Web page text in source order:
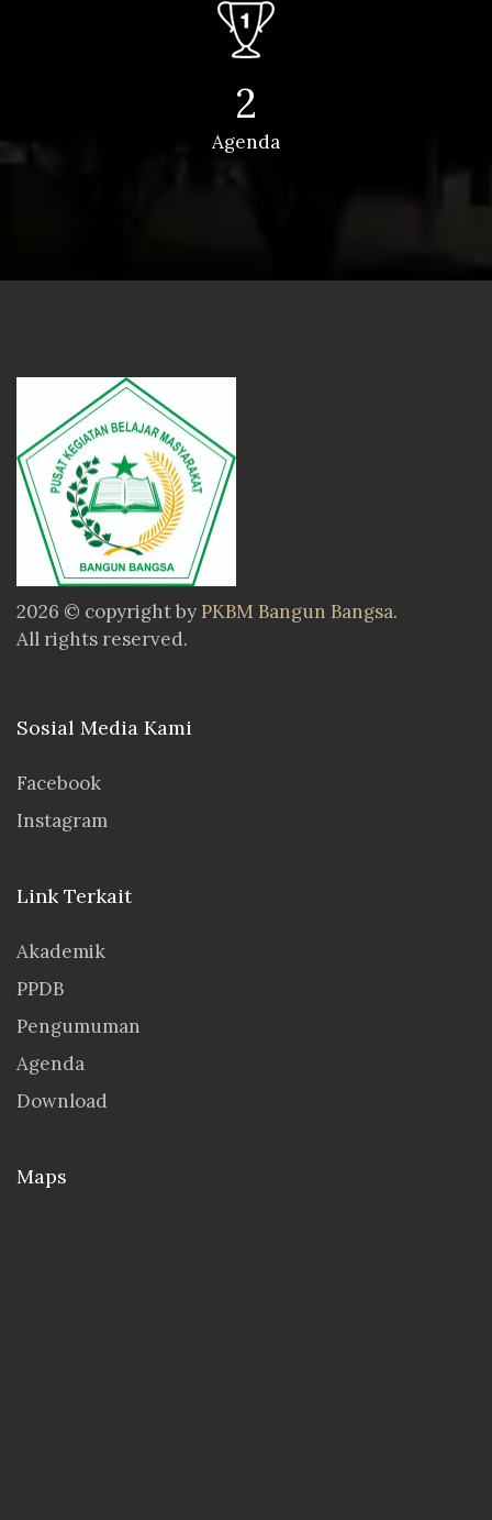
2
Agenda
2026 © copyright by PKBM Bangun Bangsa.
All rights reserved.
Sosial Media Kami
Facebook
Instagram
Link Terkait
Akademik
PPDB
Pengumuman
Agenda
Download
Maps